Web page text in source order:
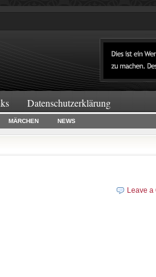
Datenschutzerklärung
MÄRCHEN NEWS
Leave a